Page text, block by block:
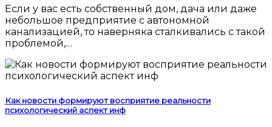
Если у вас есть собственный дом, дача или даже
небольшое предприятие с автономной
канализацией, то наверняка сталкивались с такой
проблемой,…
Как новости формируют восприятие реальности
психологический аспект инф